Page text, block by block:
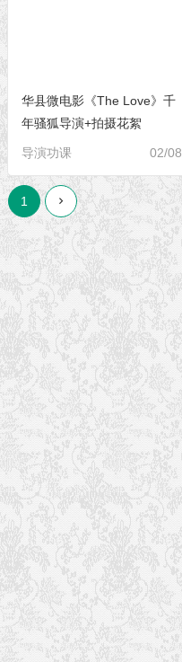
华县微电影《The Love》千
年骚狐导演+拍摄花絮
导演功课 02/08
1